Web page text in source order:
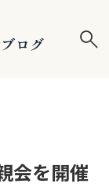
ログ
会を開催